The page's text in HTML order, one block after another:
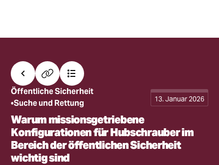
Alle BeiträgeLink kopieren
Öffentliche Sicherheit
Suche und Rettung
13. Januar 2026
Warum missionsgetriebene
Konfigurationen für Hubschrauber im
Bereich der öffentlichen Sicherheit
wichtig sind